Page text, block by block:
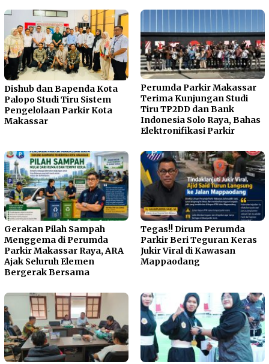
Dishub dan Bapenda Kota
Palopo Studi Tiru Sistem
Pengelolaan Parkir Kota
Makassar
Perumda Parkir Makassar
Terima Kunjungan Studi
Tiru TP2DD dan Bank
Indonesia Solo Raya, Bahas
Elektronifikasi Parkir
Gerakan Pilah Sampah
Menggema di Perumda
Parkir Makassar Raya, ARA
Ajak Seluruh Elemen
Bergerak Bersama
Tegas!! Dirum Perumda
Parkir Beri Teguran Keras
Jukir Viral di Kawasan
Mappaodang